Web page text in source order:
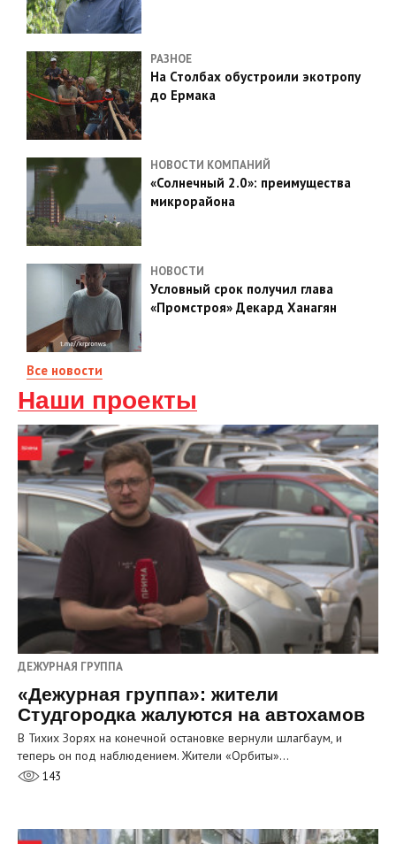
РАЗНОЕ
На Столбах обустроили экотропу
до Ермака
НОВОСТИ КОМПАНИЙ
«Солнечный 2.0»: преимущества
микрорайона
НОВОСТИ
Условный срок получил глава
«Промстроя» Декард Ханагян
Все новости
Наши проекты
ДЕЖУРНАЯ ГРУППА
«Дежурная группа»: жители
Студгородка жалуются на автохамов
В Тихих Зорях на конечной остановке вернули шлагбаум, и
теперь он под наблюдением. Жители «Орбиты»…
143